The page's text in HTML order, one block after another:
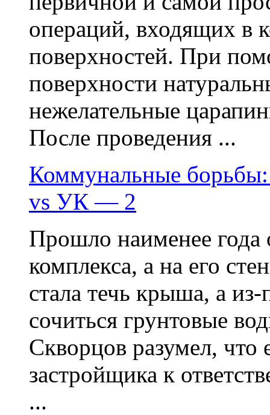
операций, входящих в
поверхностей. При
поверхности
нежелательные
После проведения ...
Коммунальные
vs УК — 2
Прошло наименее года
комплекса, а на его
стала течь крыша, а
сочиться грунтовые
Скворцов разумел, что
застройщика к
...